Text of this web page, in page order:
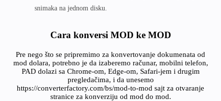
snimaka na jednom disku.
Cara konversi MOD ke MOD
Pre nego što se pripremimo za konvertovanje dokumenata od
mod dolara, potrebno je da izaberemo računar, mobilni telefon,
PAD dolazi sa Chrome-om, Edge-om, Safari-jem i drugim
pregledačima, i da unesemo
https://converterfactory.com/bs/mod-to-mod sajt za otvaranje
stranice za konverziju od mod do mod.